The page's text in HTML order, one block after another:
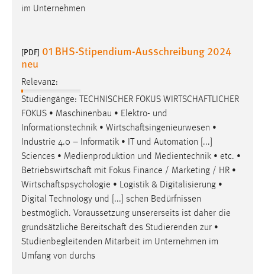
im Unternehmen
[PDF] 01 BHS-Stipendium-Ausschreibung 2024
neu
Relevanz:
Studiengänge: TECHNISCHER FOKUS WIRTSCHAFTLICHER
FOKUS • Maschinenbau • Elektro- und
Informationstechnik • Wirtschaftsingenieurwesen •
Industrie 4.0 – Informatik • IT und Automation [...]
Sciences • Medienproduktion und Medientechnik • etc. •
Betriebswirtschaft mit Fokus Finance / Marketing / HR •
Wirtschaftspsychologie • Logistik & Digitalisierung •
Digital Technology und [...] schen Bedürfnissen
bestmöglich. Voraussetzung unsererseits ist daher die
grundsätzliche Bereitschaft des Studierenden zur •
Studienbegleitenden Mitarbeit im Unternehmen im
Umfang von durchs